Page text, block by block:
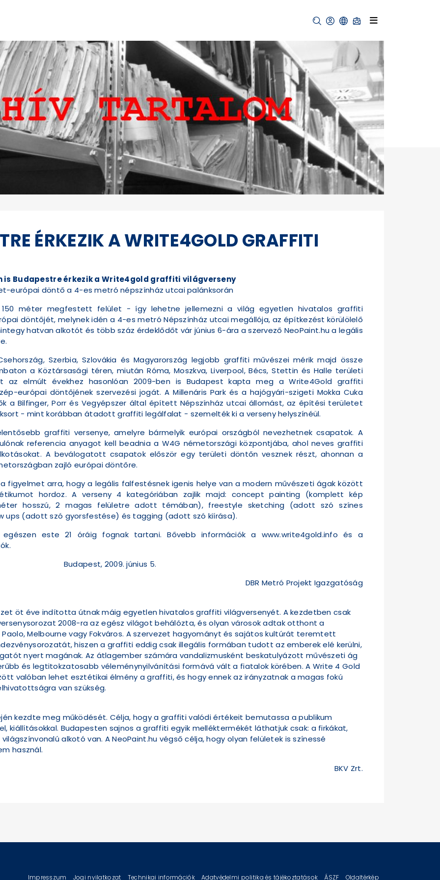
ÉRKEZIK A WRITE4GOLD GRAFFITI
is Budapestre érkezik a Write4gold graffiti világverseny
európai döntő a 4-es metró népszínház utcai palánksorán
méter megfestett felület - így lehetne jellemezni a világ egyetlen hivatalos graffiti
döntőjét, melynek idén a 4-es metró Népszínház utcai megállója, az építkezést körülölelő
hatvan alkotót és több száz érdeklődőt vár június 6-ára a szervező NeoPaint.hu a legális
Szerbia, Szlovákia és Magyarország legjobb graffiti művészei mérik majd össze
a Köztársasági téren, miután Róma, Moszkva, Liverpool, Bécs, Stettin és Halle területi
az elmúlt évekhez hasonlóan 2009-ben is Budapest kapta meg a Write4Gold graffiti
európai döntőjének szervezési jogát. A Millenáris Park és a hajógyári-szigeti Mokka Cuka
a Bilfinger, Porr és Vegyépszer által épített Népszínház utcai állomást, az építési területet
- mint korábban átadott graffiti legálfalat - szemelték ki a verseny helyszínéül.
graffiti versenye, amelyre bármelyik európai országból nevezhetnek csapatok. A
referencia anyagot kell beadnia a W4G németországi központjába, ahol neves graffiti
A beválogatott csapatok először egy területi döntőn vesznek részt, ahonnan a
zajló európai döntőre.
figyelmet arra, hogy a legális falfestésnek igenis helye van a modern művészeti ágak között
hordoz. A verseny 4 kategóriában zajlik majd: concept painting (komplett kép
hosszú, 2 magas felületre adott témában), freestyle sketching (adott szó színes
ups (adott szó gyorsfestése) és tagging (adott szó kiírása).
este 21 óráig fognak tartani. Bővebb információk a www.write4gold.info és a
Budapest, 2009. június 5.
DBR Metró Projekt Igazgatóság
öt éve indította útnak máig egyetlen hivatalos graffiti világversenyét. A kezdetben csak
2008-ra az egész világot behálózta, és olyan városok adtak otthont a
Paolo, Melbourne vagy Fokváros. A szervezet hagyományt és sajátos kultúrát teremtett
hiszen a graffiti eddig csak illegális formában tudott az emberek elé kerülni,
nyert magának. Az átlagember számára vandalizmusként beskatulyázott művészeti ág
és legtitokzatosabb véleménynyilvánítási formává vált a fiatalok körében. A Write 4 Gold
valóban lehet esztétikai élmény a graffiti, és hogy ennek az irányzatnak a magas fokú
van szükség.
kezdte meg működését. Célja, hogy a graffiti valódi értékeit bemutassa a publikum
kiállításokkal. Budapesten sajnos a graffiti egyik melléktermékét láthatjuk csak: a firkákat,
alkotó van. A NeoPaint.hu végső célja, hogy olyan felületek is színessé
használ.
BKV Zrt.
Impresszum Jogi nyilatkozat Technikai információk Adatvédelmi politika és tájékoztatások ÁSZF Oldaltérkép